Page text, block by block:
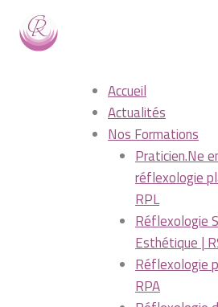
contenu
Accueil
Actualités
Nos Formations
Praticien.Ne
réflexologie
RPL
Réflexologie
Esthétique |
Réflexologie
RPA